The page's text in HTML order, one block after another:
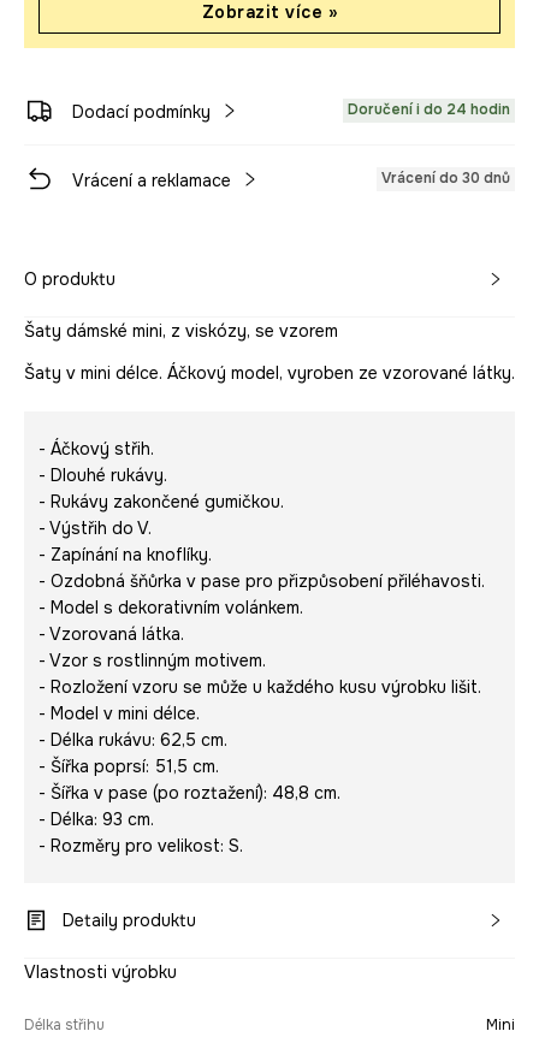
Zobrazit více »
Dodací podmínky Doručení i do 24 hodin
Vrácení a reklamace Vrácení do 30 dnů
O produktu
Šaty dámské mini, z viskózy, se vzorem
Šaty v mini délce. Áčkový model, vyroben ze vzorované látky.
- Áčkový střih.
- Dlouhé rukávy.
- Rukávy zakončené gumičkou.
- Výstřih do V.
- Zapínání na knoflíky.
- Ozdobná šňůrka v pase pro přizpůsobení přiléhavosti.
- Model s dekorativním volánkem.
- Vzorovaná látka.
- Vzor s rostlinným motivem.
- Rozložení vzoru se může u každého kusu výrobku lišit.
- Model v mini délce.
- Délka rukávu: 62,5 cm.
- Šířka poprsí: 51,5 cm.
- Šířka v pase (po roztažení): 48,8 cm.
- Délka: 93 cm.
- Rozměry pro velikost: S.
Detaily produktu
Vlastnosti výrobku
Délka střihu Mini